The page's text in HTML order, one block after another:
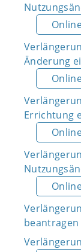
Änderung
Errichtung
beantragen